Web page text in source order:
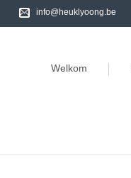
info@heuklyoong.be
Welkom